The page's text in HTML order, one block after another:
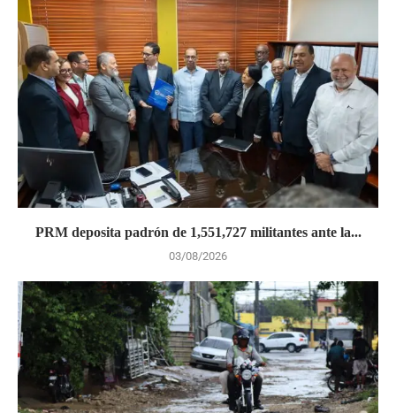
PRM deposita padrón de 1,551,727 militantes ante la...
03/08/2026